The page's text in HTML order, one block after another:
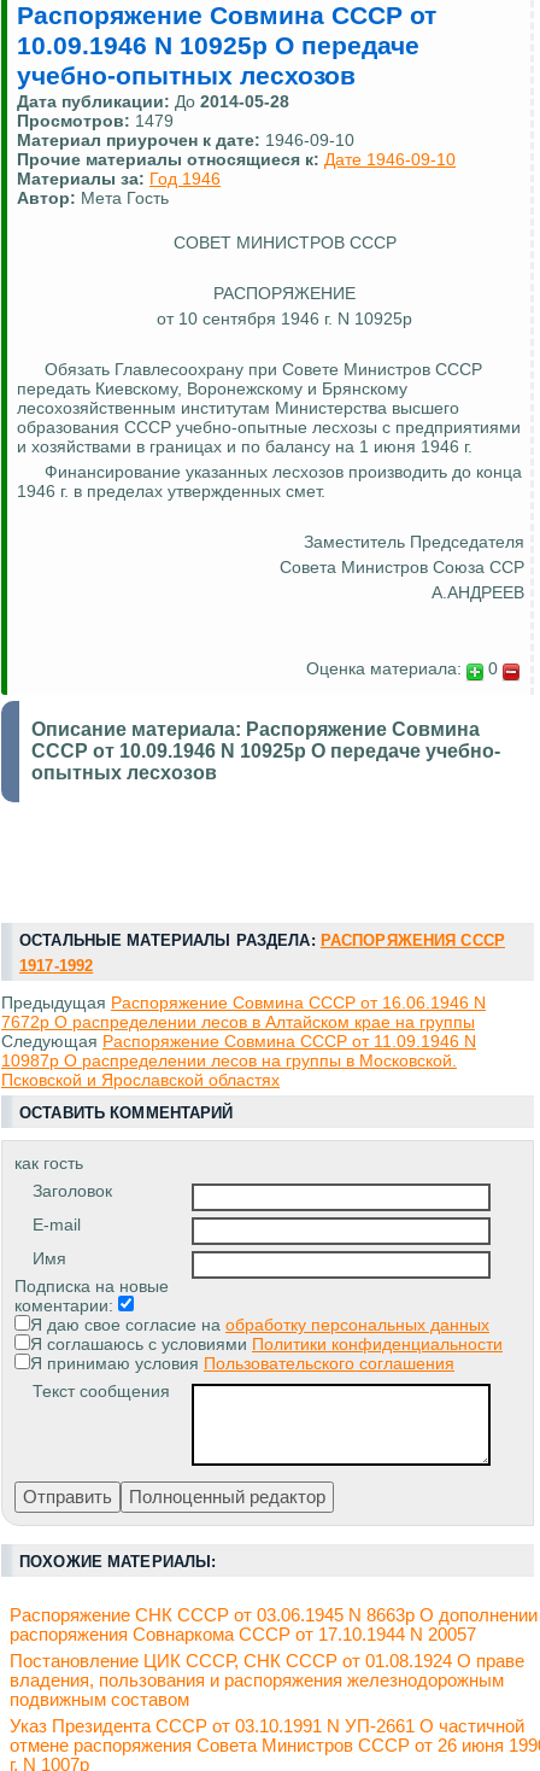
Распоряжение Совмина СССР от
10.09.1946 N 10925р О передаче
учебно-опытных лесхозов
Дата публикации: До 2014-05-28
Просмотров: 1479
Материал приурочен к дате: 1946-09-10
Прочие материалы относящиеся к: Дате 1946-09-10
Материалы за: Год 1946
Автор: Мета Гость
СОВЕТ МИНИСТРОВ СССР
РАСПОРЯЖЕНИЕ
от 10 сентября 1946 г. N 10925р
Обязать Главлесоохрану при Совете Министров СССР
передать Киевскому, Воронежскому и Брянскому
лесохозяйственным институтам Министерства высшего
образования СССР учебно-опытные лесхозы с предприятиями
и хозяйствами в границах и по балансу на 1 июня 1946 г.
Финансирование указанных лесхозов производить до конца
1946 г. в пределах утвержденных смет.
Заместитель Председателя
Совета Министров Союза ССР
А.АНДРЕЕВ
Оценка материала: 0
Описание материала: Распоряжение Совмина
СССР от 10.09.1946 N 10925р О передаче учебно-
опытных лесхозов
ОСТАЛЬНЫЕ МАТЕРИАЛЫ РАЗДЕЛА: РАСПОРЯЖЕНИЯ СССР
1917-1992
Предыдущая Распоряжение Совмина СССР от 16.06.1946 N
7672р О распределении лесов в Алтайском крае на группы
Следующая Распоряжение Совмина СССР от 11.09.1946 N
10987р О распределении лесов на группы в Московской.
Псковской и Ярославской областях
ОСТАВИТЬ КОММЕНТАРИЙ
как гость
Заголовок
E-mail
Имя
Подписка на новые
коментарии:
Я даю свое согласие на обработку персональных данных
Я соглашаюсь с условиями Политики конфиденциальности
Я принимаю условия Пользовательского соглашения
Текст сообщения
ПОХОЖИЕ МАТЕРИАЛЫ:
Распоряжение СНК СССР от 03.06.1945 N 8663р О дополнении
распоряжения Совнаркома СССР от 17.10.1944 N 20057
Постановление ЦИК СССР, СНК СССР от 01.08.1924 О праве
владения, пользования и распоряжения железнодорожным
подвижным составом
Указ Президента СССР от 03.10.1991 N УП-2661 О частичной
отмене распоряжения Совета Министров СССР от 26 июня
г. N 1007р